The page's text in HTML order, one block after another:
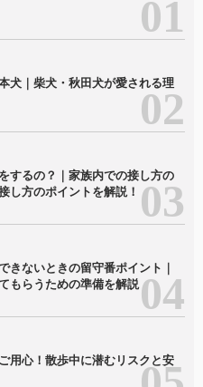
犬｜柴犬・秋田犬が愛される理
するの？｜家族内での接し方の
し方のポイントを解説！
きないときの留守番ポイント｜
もらうための準備を解説
用心！散歩中に潜むリスクと安